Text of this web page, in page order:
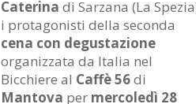
Caterina di Sarzana (La
i protagonisti della seconda
cena con degustazione
organizzata da Italia nel
Bicchiere al Caffè 56di
Mantova per mercoledì 28